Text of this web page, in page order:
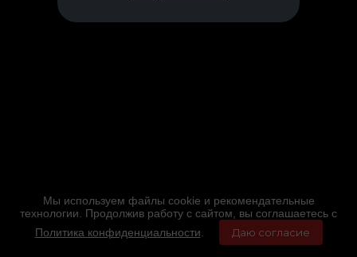
Мы используем файлы cookie и рекомендательные
технологии. Продолжив работу с сайтом, вы соглашаетесь с
Политика конфиденциальности
Даю согласие